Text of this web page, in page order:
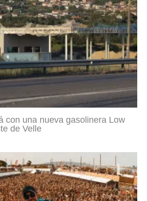
con una nueva gasolinera Low
de Velle